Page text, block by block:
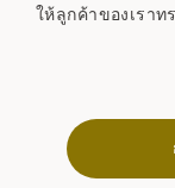
ให้ลูกค้าของเราท